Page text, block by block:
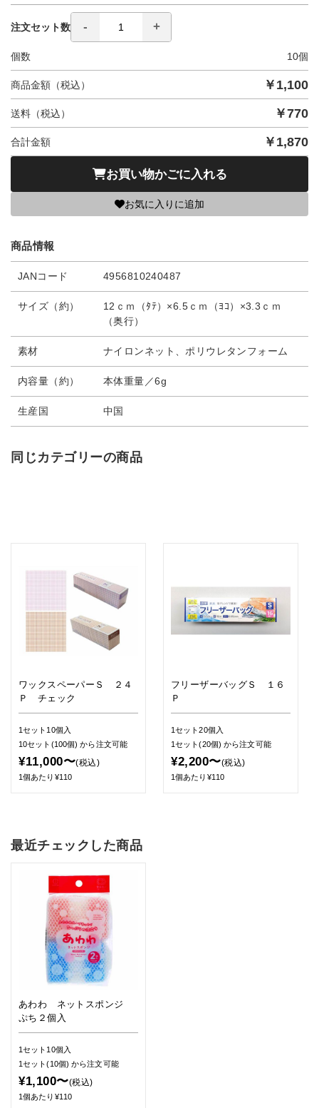
注文セット数
個数 10個
商品金額（税込） ￥ 1,100
送料（税込） ￥770
合計金額 ￥ 1,870
お買い物かごに入れる
お気に入りに追加
商品情報
JANコード 4956810240487
サイズ（約）
12ｃｍ（ﾀﾃ）×6.5ｃｍ（ﾖｺ）×3.3ｃｍ
（奥行）
素材 ナイロンネット、ポリウレタンフォーム
内容量（約） 本体重量／6g
生産国 中国
同じカテゴリーの商品
ワックスペーパーＳ ２４
Ｐ チェック
1セット10個入
10セット(100個)から注文可能
¥11,000〜(税込)
1個あたり¥110
フリーザーバッグＳ １６
Ｐ
1セット20個入
1セット(20個)から注文可能
¥2,200〜(税込)
1個あたり¥110
最近チェックした商品
あわわ ネットスポンジ
ぷち２個入
1セット10個入
1セット(10個)から注文可能
¥1,100〜(税込)
1個あたり¥110